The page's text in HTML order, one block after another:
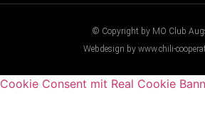
© Copyright by MO Club
Webdesign by www.chili-
Cookie Consent mit Real Cookie